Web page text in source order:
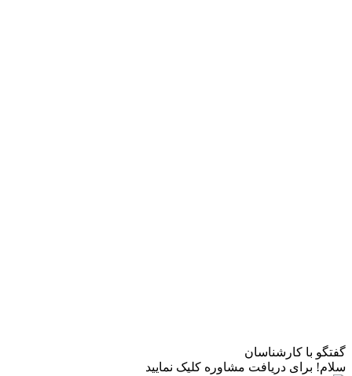
گفتگو با کارشناسان
سلام! برای دریافت مشاوره کلیک نمایید